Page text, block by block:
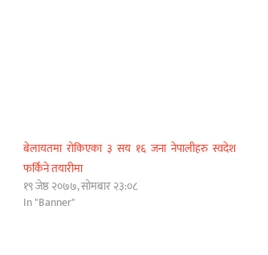
बेलायतमा रोकिएका ३ सय १६ जना नेपालीहरु स्वदेश
फर्किने तयारीमा
१९ जेष्ठ २०७७, सोमबार २३:०८
In "Banner"